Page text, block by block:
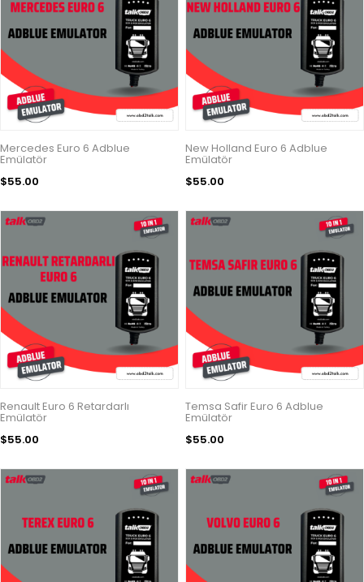
Mercedes Euro 6 Adblue
Emülatör
$55.00
New Holland Euro 6 Adblue
Emülatör
$55.00
Renault Euro 6 Retardarlı
Emülatör
$55.00
Temsa Safir Euro 6 Adblue
Emülatör
$55.00